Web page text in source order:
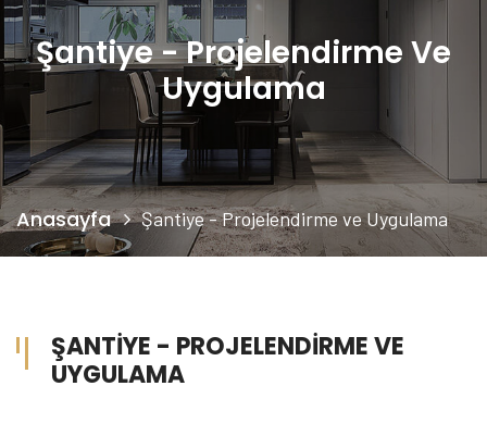
Şantiye - Projelendirme Ve
Uygulama
Anasayfa Şantiye - Projelendirme ve Uygulama
ŞANTIYE - PROJELENDIRME VE
UYGULAMA